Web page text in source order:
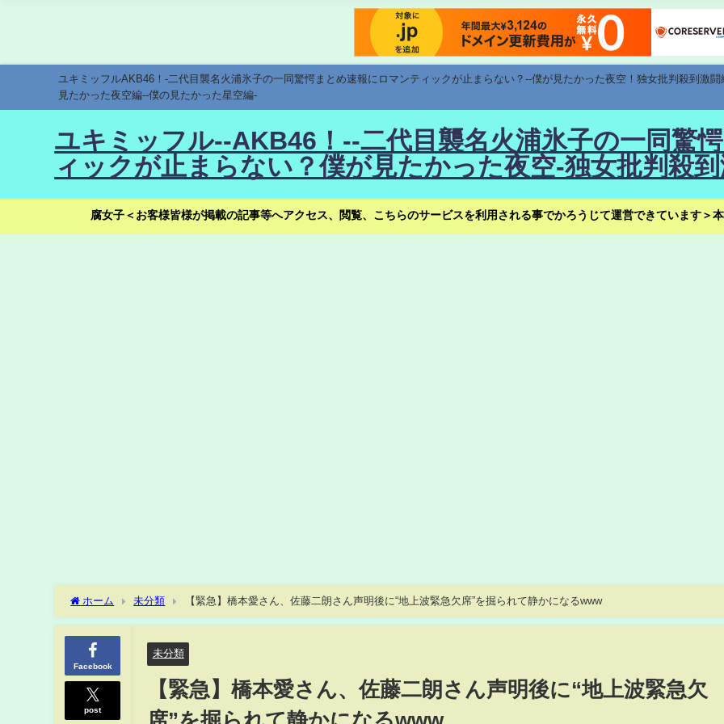
ユキミッフルAKB46！-二代目襲名火浦氷子の一同驚愕まとめ速報にロマンティックが止まらない？--僕が見たかった夜空！独女批判殺到激
見たかった夜空編--僕の見たかった星空編-
ユキミッフル--AKB46！--二代目襲名火浦氷子の一同驚
ィックが止まらない？僕が見たかった夜空-独女批判殺
腐女子＜お客様皆様が掲載の記事等へアクセス、閲覧、こちらのサービスを利用される事でかろうじて運営できています＞
ホーム 未分類 【緊急】橋本愛さん、佐藤二朗さん声明後に“地上波緊急欠席”を掘られて静かになるwww
Facebook
post
未分類
【緊急】橋本愛さん、佐藤二朗さん声明後に“地上波緊急欠